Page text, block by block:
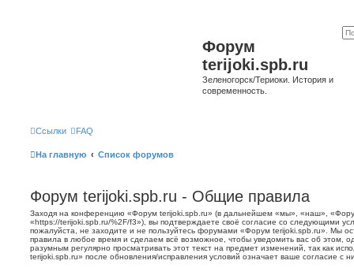
Форум
terijoki.spb.ru
Зеленогорск/Териоки. История и
современность.
Ссылки FAQ
На главную Список форумов
Форум terijoki.spb.ru - Общие правила
Заходя на конференцию «Форум terijoki.spb.ru» (в дальнейшем «мы», «наш»,
«https://terijoki.spb.ru/%2F/f3»), вы подтверждаете своё согласие со следующими
пожалуйста, не заходите и не пользуйтесь форумами «Форум terijoki.spb.ru». Мы
правила в любое время и сделаем всё возможное, чтобы уведомить вас об этом,
разумным регулярно просматривать этот текст на предмет изменений, так как
terijoki.spb.ru» после обновления/исправления условий означает ваше согласие с